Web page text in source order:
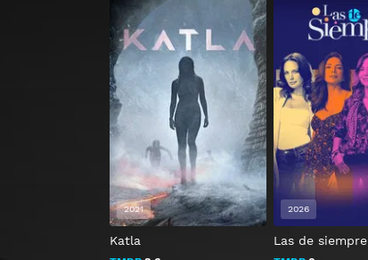
Katla
2021
Las de siempre
2026